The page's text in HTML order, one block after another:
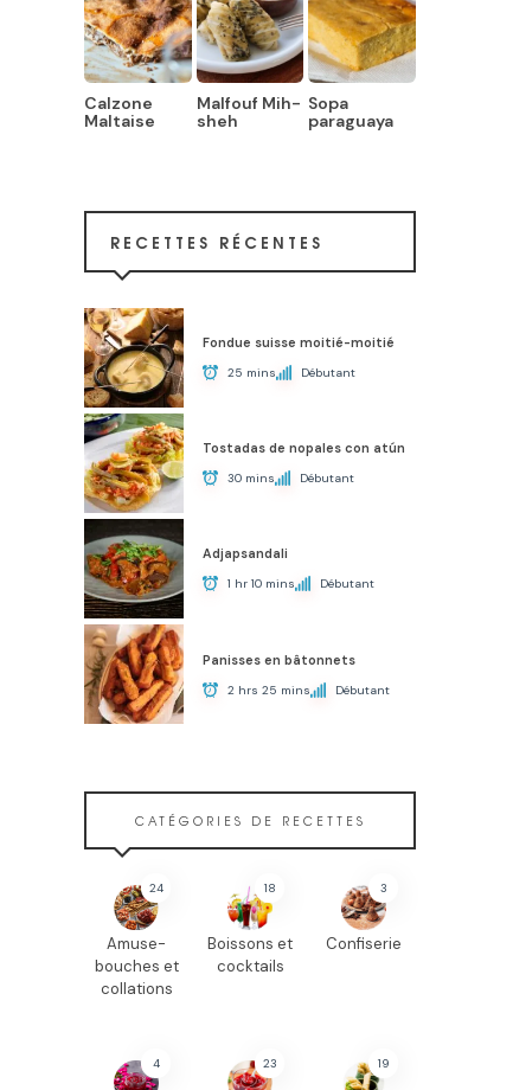
Calzone
Maltaise
Malfouf Mih-
sheh
Sopa
paraguaya
RECETTES RÉCENTES
Fondue suisse moitié-moitié
25 mins Débutant
Tostadas de nopales con atún
30 mins Débutant
Adjapsandali
1 hr 10 mins Débutant
Panisses en bâtonnets
2 hrs 25 mins Débutant
CATÉGORIES DE RECETTES
24
Amuse-
bouches et
collations
18
Boissons et
cocktails
3
Confiserie
4 23 19